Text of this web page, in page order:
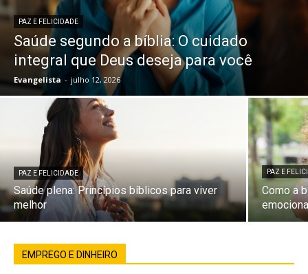
PAZ E FELICIDADE
Saúde segundo a bíblia: O cuidado
integral que Deus deseja para você
Evangelista - julho 12, 2026
PAZ E FELICIDADE
Saúde plena: Princípios bíblicos para viver
melhor
PAZ E
Como a
EMPREGO E DINHEIRO